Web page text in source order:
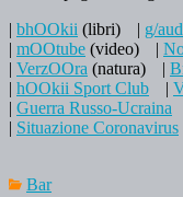
| bhOOkii (libri) | g/
| mOOtube (video) |
| VerzOOra (natura) |
| hOOkii Sport Club |
| Guerra Russo-Ucraina
| Situazione Coronavirus
Bar